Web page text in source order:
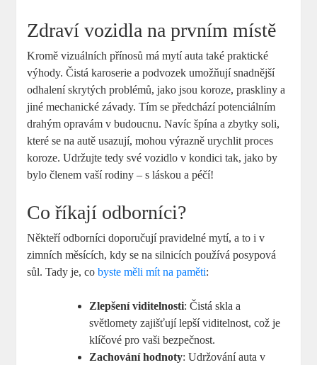
Zdraví vozidla na prvním místě
Kromě vizuálních přínosů má mytí auta také praktické
výhody. Čistá karoserie a podvozek umožňují snadnější
odhalení skrytých problémů, jako jsou koroze, praskliny a
jiné mechanické závady. Tím se předchází potenciálním
drahým opravám v budoucnu. Navíc špína a zbytky soli,
které se na autě usazují, mohou výrazně urychlit proces
koroze. Udržujte tedy své vozidlo v kondici tak, jako by
bylo členem vaší rodiny – s láskou a péčí!
Co říkají odborníci?
Někteří odborníci doporučují pravidelné mytí, a to i v
zimních měsících, kdy se na silnicích používá posypová
sůl. Tady je, cobyste měli mít na paměti:
Zlepšení viditelnosti: Čistá skla a
světlomety zajišťují lepší viditelnost, což je
klíčové pro vaši bezpečnost.
Zachování hodnoty: Udržování auta v